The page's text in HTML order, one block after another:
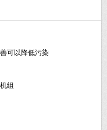
可以降低污染
组